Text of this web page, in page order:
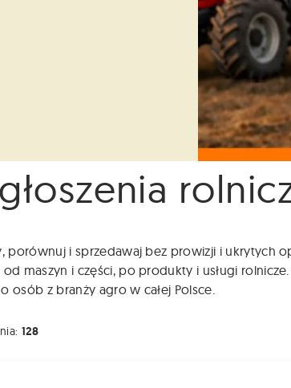
porównuj i sprzedawaj bez prowizji i ukrytych
maszyn i części, po produkty i usługi
osób z branży agro w całej Polsce.
128